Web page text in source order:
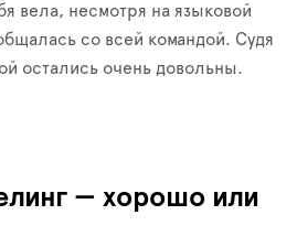
вела, несмотря на языковой
со всей командой. Судя
остались очень довольны.
— хорошо или